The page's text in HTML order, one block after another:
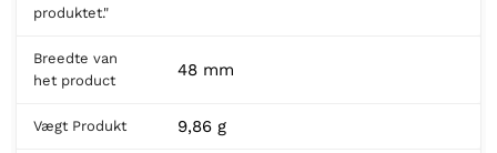
produktet."
Breedte van
het product
48 mm
Vægt Produkt 9,86 g